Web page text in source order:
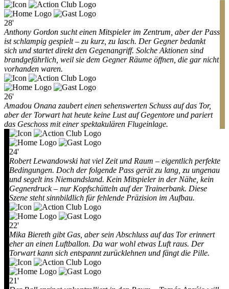
28'
Anthony Gordon sucht einen Mitspieler im Zentrum, aber der Pass
ist schlampig gespielt – zu kurz, zu lasch. Der Gegner bedankt
sich und startet direkt den Gegenangriff. Solche Aktionen sind
brandgefährlich, weil sie dem Gegner Räume öffnen, die gar nicht
vorhanden waren.
26'
Amadou Onana zaubert einen sehenswerten Schuss auf das Tor,
aber der Torwart hat heute keine Lust auf Gegentore und pariert
das Geschoss mit einer spektakulären Flugeinlage.
24'
Robert Lewandowski hat viel Zeit und Raum – eigentlich perfekte
Bedingungen. Doch der folgende Pass gerät zu lang, zu ungenau
und segelt ins Niemandsland. Kein Mitspieler in der Nähe, kein
Gegnerdruck – nur Kopfschütteln auf der Trainerbank. Diese
Szene steht sinnbildlich für fehlende Präzision im Aufbau.
22'
Mika Biereth gibt Gas, aber sein Abschluss auf das Tor erinnert
eher an einen Luftballon. Da war wohl etwas Luft raus. Der
Torwart kann sich entspannt zurücklehnen und fängt die Pille.
21'